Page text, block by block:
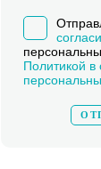
Политикой в